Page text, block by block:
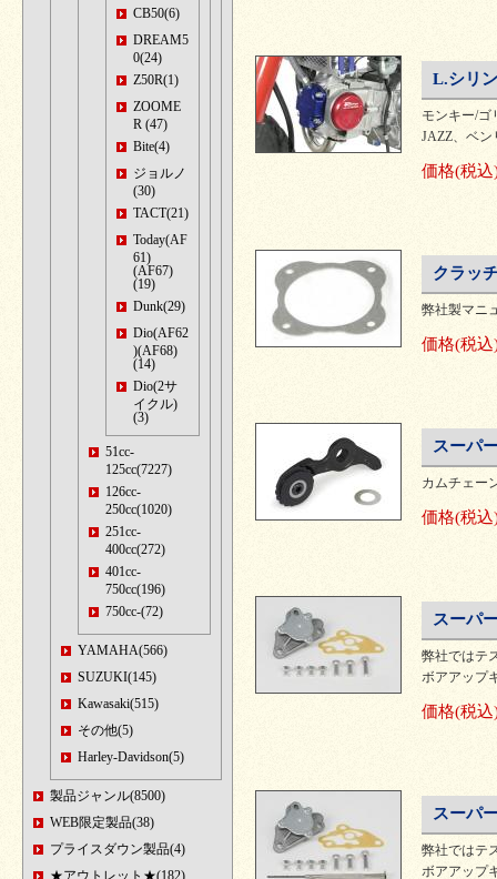
CB50(6)
DREAM5
0(24)
Z50R(1)
ZOOME
R (47)
Bite(4)
ジョルノ
(30)
TACT(21)
Today(AF
61)
(AF67)
(19)
Dunk(29)
Dio(AF62
)(AF68)
(14)
Dio(2サ
イクル)
(3)
51cc-
125cc(7227)
126cc-
250cc(1020)
251cc-
400cc(272)
401cc-
750cc(196)
750cc-(72)
YAMAHA(566)
SUZUKI(145)
Kawasaki(515)
その他(5)
Harley-Davidson(5)
製品ジャンル(8500)
WEB限定製品(38)
プライスダウン製品(4)
★アウトレット★(182)
L.シリ
モンキー/ゴ
JAZZ、ベン
価格(税込
クラッ
弊社製マニ
価格(税込
スーパ
カムチェー
価格(税込
スーパ
弊社ではテ
ボアアップ
価格(税込
スーパ
弊社ではテ
ボアアップ